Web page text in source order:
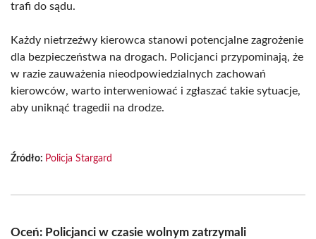
trafi do sądu.
Każdy nietrzeźwy kierowca stanowi potencjalne zagrożenie
dla bezpieczeństwa na drogach. Policjanci przypominają, że
w razie zauważenia nieodpowiedzialnych zachowań
kierowców, warto interweniować i zgłaszać takie sytuacje,
aby uniknąć tragedii na drodze.
Źródło: Policja Stargard
Oceń: Policjanci w czasie wolnym zatrzymali